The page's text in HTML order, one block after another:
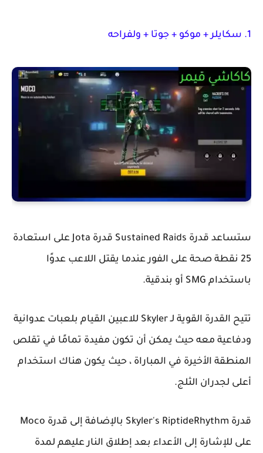
1. سكايلر + موكو + جوتا + ولفراحه
ستساعد قدرة Sustained Raids قدرة Jota على استعادة
25 نقطة صحة على الفور عندما يقتل اللاعب عدوًا
باستخدام SMG أو بندقية.
تتيح القدرة القوية لـ Skyler للاعبين القيام بلعبات عدوانية
ودفاعية معه حيث يمكن أن تكون مفيدة تمامًا في تقلص
المنطقة الأخيرة في المباراة ، حيث يكون هناك استخدام
أعلى لجدران الثلج.
قدرة Skyler's RiptideRhythm بالإضافة إلى قدرة Moco
على للإشارة إلى الأعداء بعد إطلاق النار عليهم لمدة